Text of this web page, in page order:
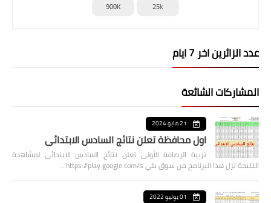
25k
900K
عدد الزائرين اخر 7 ايام
المشاركات الشائعة
21 مايو 2024
اول محافظة تعلن نتائج السادس الابتدائي
تربية الرصافة الأولى تعلن نتائج السادس الابتدائي لمشاهدة
النتيجة نزل هذا البرنامج من سوق بلي https://play.google.com/s…
01 يوليو 2022